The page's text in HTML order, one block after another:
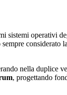
sistemi operativi
considerato
nella duplice
, progettando